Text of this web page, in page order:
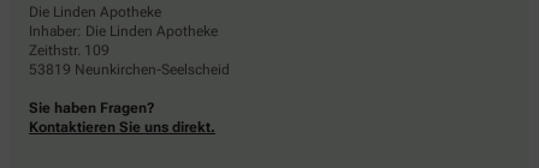
Die Linden Apotheke
Inhaber: Die Linden Apotheke
Zeithstr. 109
53819 Neunkirchen-Seelscheid
Sie haben Fragen?
Kontaktieren Sie uns direkt.